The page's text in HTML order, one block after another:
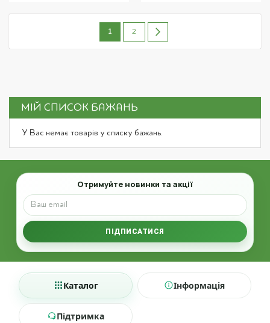
Сторінка
You're
1 Сторінка
2
МІЙ СПИСОК БАЖАНЬ
У Вас немає товарів у списку бажань.
Email
Отримуйте новинки та акції
ПІДПИСАТИСЯ
Каталог Інформація
Підтримка